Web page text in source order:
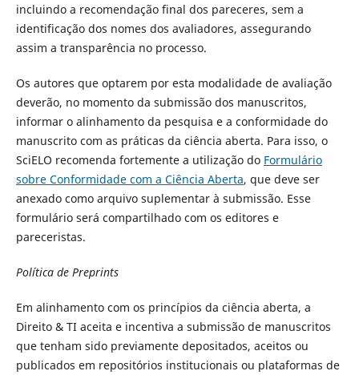
incluindo a recomendação final dos pareceres, sem a
identificação dos nomes dos avaliadores, assegurando
assim a transparência no processo.
Os autores que optarem por esta modalidade de avaliação
deverão, no momento da submissão dos manuscritos,
informar o alinhamento da pesquisa e a conformidade do
manuscrito com as práticas da ciência aberta. Para isso, o
SciELO recomenda fortemente a utilização do Formulário
sobre Conformidade com a Ciência Aberta, que deve ser
anexado como arquivo suplementar à submissão. Esse
formulário será compartilhado com os editores e
pareceristas.
Política de Preprints
Em alinhamento com os princípios da ciência aberta, a
Direito & TI aceita e incentiva a submissão de manuscritos
que tenham sido previamente depositados, aceitos ou
publicados em repositórios institucionais ou plataformas de